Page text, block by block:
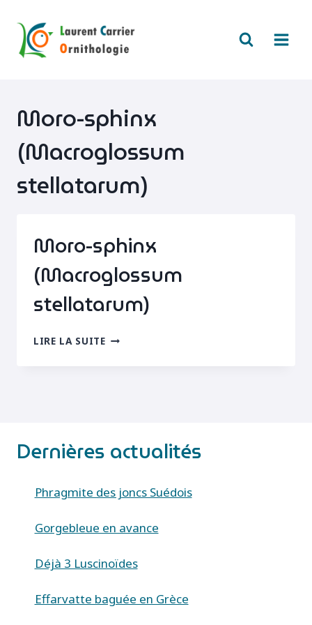
contenu
Moro-sphinx
(Macroglossum
stellatarum)
Moro-sphinx
(Macroglossum
stellatarum)
LIRE LA SUITEMORO-
Dernières actualités
Phragmite des joncs Suédois
Gorgebleue en avance
Déjà 3 Luscinoïdes
Effarvatte baguée en Grèce